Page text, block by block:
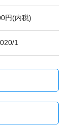
円(内税)
1